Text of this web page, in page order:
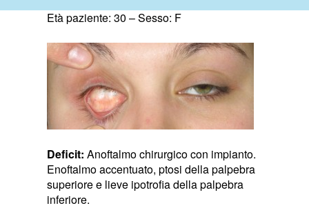
Età paziente: 30 –Sesso: F
Deficit: Anoftalmo chirurgico con impianto.
Enoftalmo accentuato, ptosi della palpebra
superiore e lieve ipotrofia della palpebra
inferiore.